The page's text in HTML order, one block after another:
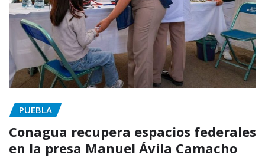
PUEBLA
Conagua recupera espacios federales
en la presa Manuel Ávila Camacho